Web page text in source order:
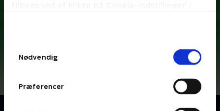
tilbage ved at klikke på ’Cookie-indstillinger’ i
Nødvendig
Præferencer